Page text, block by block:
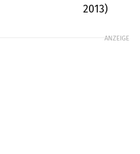
2013)
ANZEIGE